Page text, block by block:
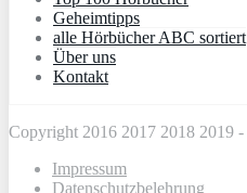
Geheimtipps
alle Hörbücher ABC sortiert
Über uns
Kontakt
Copyright 2016 2017 2018 2019 -
Impressum
Datenschutzbelehrung